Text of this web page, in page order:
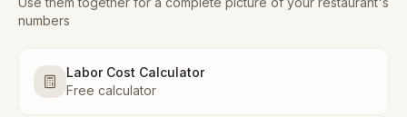
numbers
Labor Cost Calculator
Free calculator